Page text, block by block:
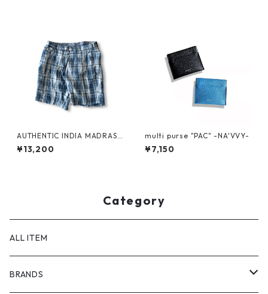
AUTHENTIC INDIA MADRAS
SHORTS by Polo Ralph Laure
n
¥13,200
multi purse "PAC" -NA'VVY-
¥7,150
Category
ALL ITEM
BRANDS